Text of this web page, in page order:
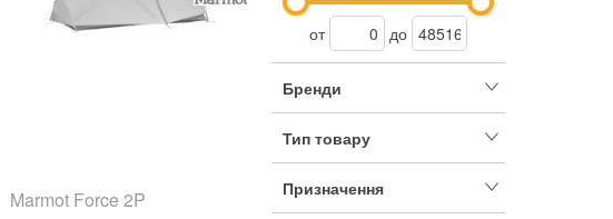
Marmot Force 2P
от до
Бренди
Тип товару
Призначення